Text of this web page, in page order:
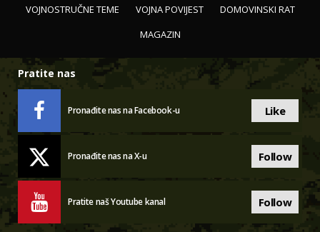
VOJNOSTRUČNE TEME
VOJNA POVIJEST
DOMOVINSKI RAT
MAGAZIN
Pratite nas
Pronađite nas na Facebook-u Like
Pronađite nas na X-u Follow
Pratite naš Youtube kanal Follow